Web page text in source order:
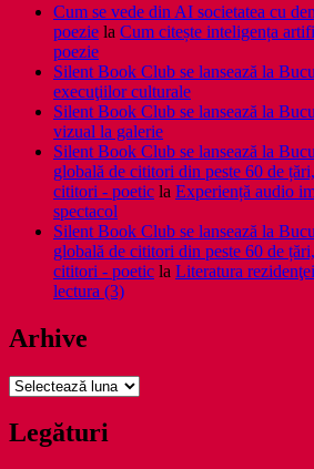
Cum se vede din AI societatea cu
poezie la Cum citește inteligența
poezie
Silent Book Club se lansează la
execuţiilor culturale
Silent Book Club se lansează la
vizual la galerie
Silent Book Club se lansează la
globală de cititori din peste 60 de
cititori - poetic la Experiență audio
spectacol
Silent Book Club se lansează la
globală de cititori din peste 60 de
cititori - poetic la Literatura
lectura (3)
Arhive
Arhive
Legături